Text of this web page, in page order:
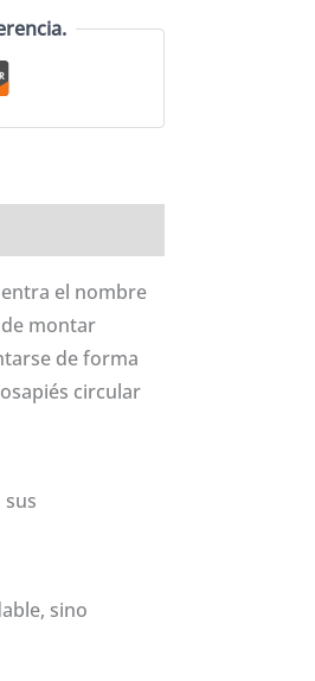
el nombre
montar
de forma
circular
sino